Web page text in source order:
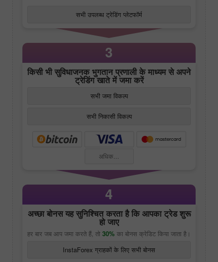
सभी उपलब्ध ट्रेडिंग प्लेटफॉर्म
3
किसी भी सुविधाजनक भुगतान प्रणाली के माध्यम से अपने
ट्रेडिंग खाते में जमा करें
सभी जमा विकल्प
सभी निकासी विकल्प
अधिक...
4
अच्छा बोनस यह सुनिश्चित करता है कि आपका ट्रेड शुरू
हो जाए
हर बार जब आप जमा करते हैं, तो 30% का बोनस क्रेडिट किया जाता है।
InstaForex ग्राहकों के लिए सभी बोनस